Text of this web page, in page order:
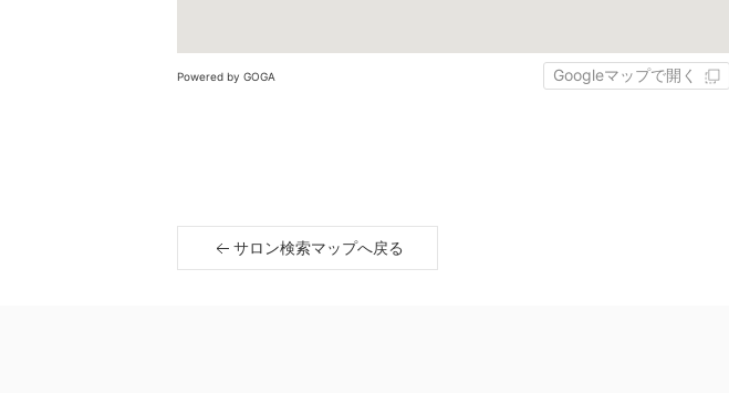
Powered by GOGA Googleマップで開く
サロン検索マップへ戻る